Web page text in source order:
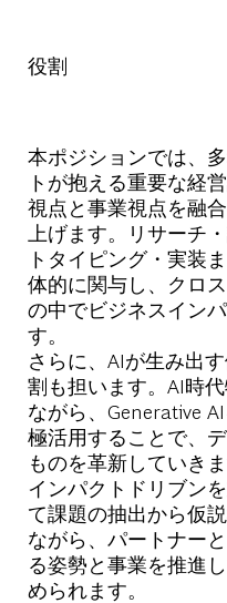
役割
本ポジションでは、
トが抱える重要な経
視点と事業視点を融
上げます。リサーチ
トタイピング・実装
体的に関与し、クロ
の中でビジネスイン
す。
さらに、AIが生み出
割も担います。AI時
ながら、Generative
極活用することで、
ものを革新していきま
インパクトドリブン
て課題の抽出から仮
ながら、パートナー
る姿勢と事業を推進
められます。